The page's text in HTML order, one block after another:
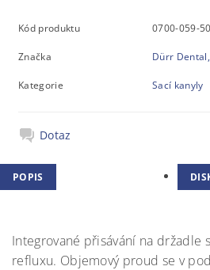
Kód produktu 0700-059-50
Značka Dürr
Kategorie Sací kanyly
Dotaz
POPIS
Integrované přisávání na držadle
refluxu. Objemový proud se v